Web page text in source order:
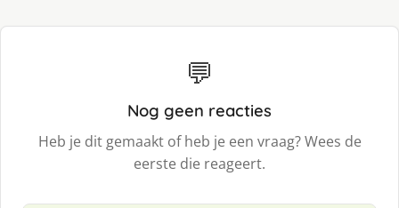
💬
Nog geen reacties
Heb je dit gemaakt of heb je een vraag? Wees de
eerste die reageert.